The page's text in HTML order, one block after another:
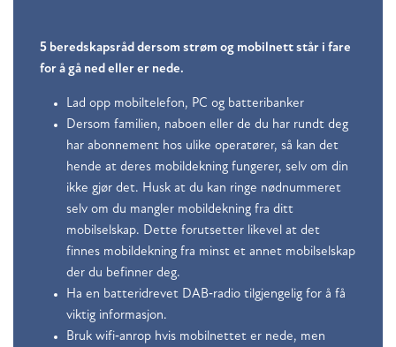
5 beredskapsråd dersom strøm og mobilnett står i fare
for å gå ned eller er nede.
Lad opp mobiltelefon, PC og batteribanker
Dersom familien, naboen eller de du har rundt deg
har abonnement hos ulike operatører, så kan det
hende at deres mobildekning fungerer, selv om din
ikke gjør det. Husk at du kan ringe nødnummeret
selv om du mangler mobildekning fra ditt
mobilselskap. Dette forutsetter likevel at det
finnes mobildekning fra minst et annet mobilselskap
der du befinner deg.
Ha en batteridrevet DAB‑radio tilgjengelig for å få
viktig informasjon.
Bruk wifi‑anrop hvis mobilnettet er nede, men